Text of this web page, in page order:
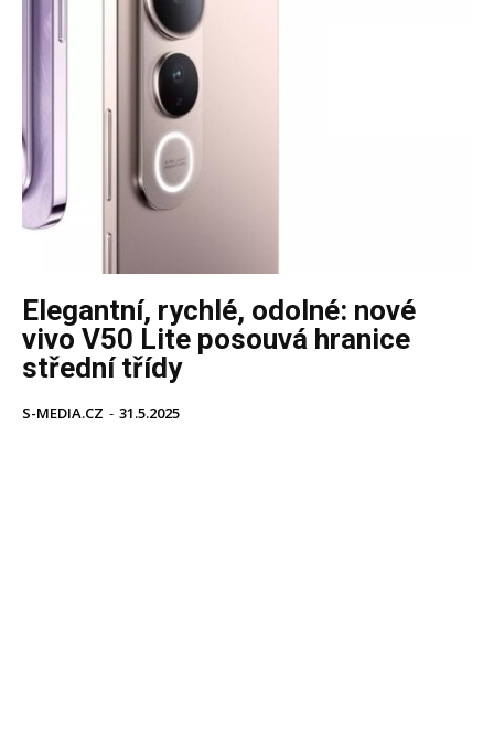
Elegantní, rychlé, odolné: nové
vivo V50 Lite posouvá hranice
střední třídy
S-MEDIA.CZ - 31.5.2025